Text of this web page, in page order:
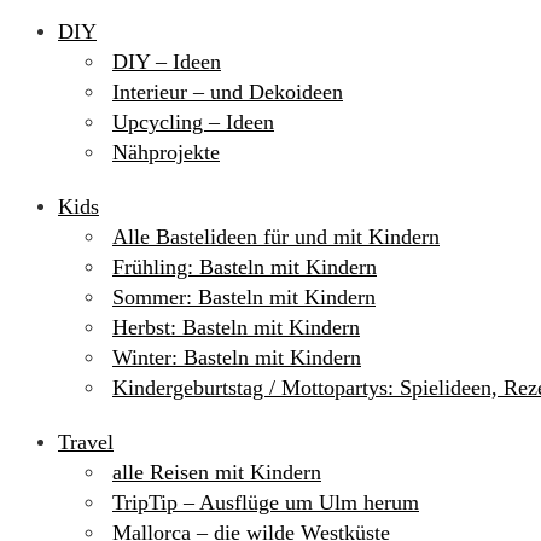
DIY
DIY – Ideen
Interieur – und Dekoideen
Upcycling – Ideen
Nähprojekte
Kids
Alle Bastelideen für und mit Kindern
Frühling: Basteln mit Kindern
Sommer: Basteln mit Kindern
Herbst: Basteln mit Kindern
Winter: Basteln mit Kindern
Kindergeburtstag / Mottopartys: Spielideen,
Travel
alle Reisen mit Kindern
TripTip – Ausflüge um Ulm herum
Mallorca – die wilde Westküste